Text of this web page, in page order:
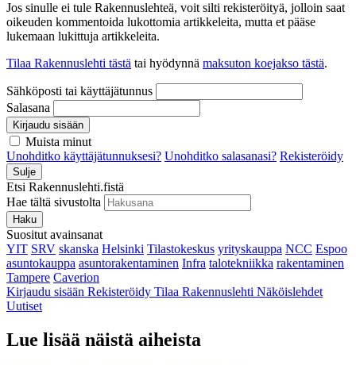
Jos sinulle ei tule Rakennuslehteä, voit silti rekisteröityä, jolloin saat
oikeuden kommentoida lukottomia artikkeleita, mutta et pääse
lukemaan lukittuja artikkeleita.
Tilaa Rakennuslehti tästä tai hyödynnä maksuton koejakso tästä.
Sähköposti tai käyttäjätunnus
Salasana
Kirjaudu sisään
Muista minut
Unohditko käyttäjätunnuksesi? Unohditko salasanasi? Rekisteröidy
Sulje
Etsi Rakennuslehti.fistä
Hae tältä sivustolta
Haku
Suositut avainsanat
YIT SRV skanska Helsinki Tilastokeskus yrityskauppa NCC Espoo
asuntokauppa asuntorakentaminen Infra talotekniikka rakentaminen
Tampere Caverion
Kirjaudu sisään Rekisteröidy Tilaa Rakennuslehti Näköislehdet
Uutiset
Lue lisää näistä aiheista